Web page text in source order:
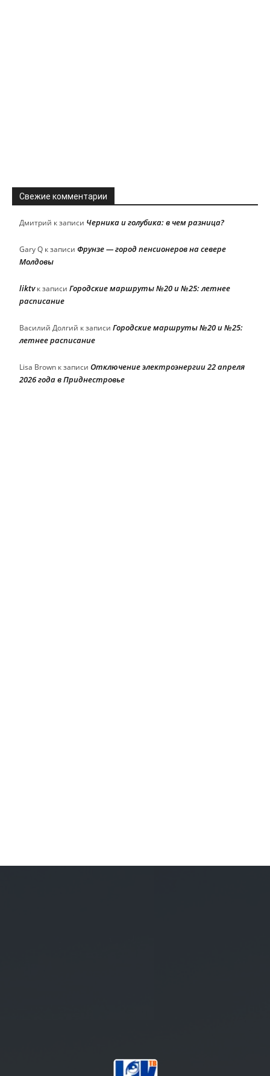
Свежие комментарии
Дмитрий к записи Черника и голубика: в чем разница?
Gary Q к записи Фрунзе — город пенсионеров на севере
Молдовы
liktvк записи Городские маршруты №20 и №25: летнее
расписание
Василий Долгий к записи Городские маршруты №20 и №25:
летнее расписание
Lisa Brown к записи Отключение электроэнергии 22 апреля
2026 года в Приднестровье